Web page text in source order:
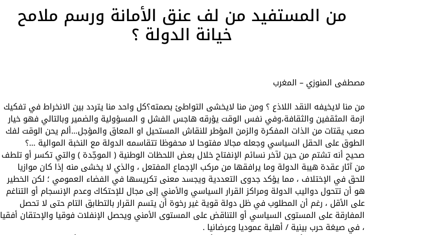
من المستفيد من لف عنق الأمانة ورسم ملامح
خيانة الدولة ؟
مصطفى المنوزي – المغرب
من منا لايخيفه النقد اللاذع ؟ ومن منا لايخشى التواطئ بصمته؟كل واحد منا يتردد بين الانخراط في تفكيك
ازمة المثقفين والثقافة،وفي نفس الوقت يؤرقه هاجس الفشل و المسؤولية والضمير وبالتالي فهو خيار
صعب يقتات من الذات المفكرة والزمن المؤطر للنقاش المستحيل او المعاق والمؤجل…ألم يحن الوقت لفك
الطوق على الحقل السياسي وجعله مجالا مفتوحا لا محفوظا تتقاسمه الدولة مع النخبة الموالية …؟
صحيح أنه تشتم من حين لآخر نسائم الإنفتاح خلال بعض اللحظات الوطنية ( الموحِّدة ) والتي تكسر أو تلطف
من آثار عقدة هيبة الدولة وما يرافقها من مركب الإجماع المفتعل ، والذي لا يخشى منه إذا كان موازيا
للحق في الإختلاف ، مما يؤكد جدوى التعددية ويجسد معنى تكريسها في الفضاء العمومي ؛ لكن الخطير
هو أن تتحول دواليب الدولة ومراكز القرار السياسي والأمني إلى مجال للإحتكاك وعدم الإنسجام أو التناغم
على الأقل ، رغم أن المطلوب في ظل دولة قوية غير رخوة أن يتسم القرار بالتطابق التام حتى لا تحصل
المفارقة على المستوى السياسي أو التناقض على المستوى الأمني ويحصل الإنفلات فوقيا والإحتقان أفقيا
، في صيغة حرب بينية / أهلية عموديا وعرضانيا .